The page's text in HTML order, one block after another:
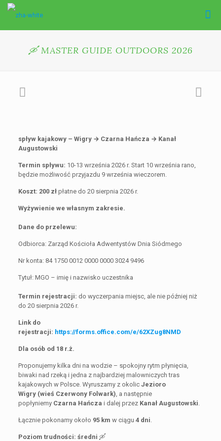
🛶 MASTER GUIDE OUTDOORS 2026
spływ kajakowy – Wigry → Czarna Hańcza → Kanał
Augustowski
Termin spływu: 10-13 września 2026 r. Start 10 września rano,
będzie możliwość przyjazdu 9 września wieczorem.
Koszt: 200 zł płatne do 20 sierpnia 2026 r.
Wyżywienie we własnym zakresie.
Dane do przelewu:
Odbiorca: Zarząd Kościoła Adwentystów Dnia Siódmego
Nr konta: 84 1750 0012 0000 0000 3024 9496
Tytuł: MGO – imię i nazwisko uczestnika
Termin rejestracji: do wyczerpania miejsc, ale nie później niż
do 20 sierpnia 2026 r.
Link do
rejestracji: https://forms.office.com/e/62XZug8NMD
Dla osób od 18 r.ż.
Proponujemy kilka dni na wodzie – spokojny rytm płynięcia,
biwaki nad rzeką i jedna z najbardziej malowniczych tras
kajakowych w Polsce. Wyruszamy z okolic Jezioro
Wigry (wieś Czerwony Folwark), a następnie
popłyniemy Czarna Hańcza i dalej przez Kanał Augustowski.
Łącznie pokonamy około 95 km w ciągu 4 dni.
Poziom trudności: średni 🛶